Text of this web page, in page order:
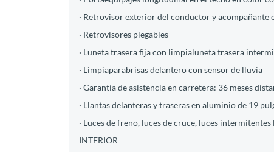
· Retrovisor exterior del conductor y
· Retrovisores plegables
· Luneta trasera fija con limpialuneta trasera
· Limpiaparabrisas delantero con sensor de lluvia
· Garantía de asistencia en carretera: 36 meses
· Llantas delanteras y traseras en aluminio de 19
· Luces de freno, luces de cruce, luces
INTERIOR